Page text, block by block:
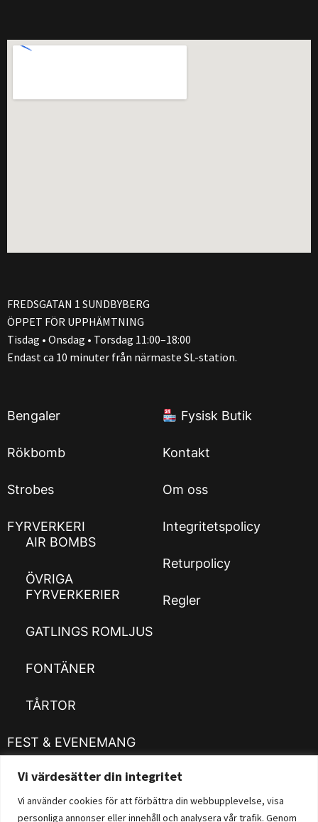
Vi värdesätter din integritet
Vi använder cookies för att förbättra din webbupplevelse, visa
personliga annonser eller innehåll och analysera vår trafik. Genom
FREDSGATAN 1 SUNDBYBERG
ÖPPET FÖR UPPHÄMTNING
Tisdag • Onsdag • Torsdag 11:00–18:00
Endast ca 10 minuter från närmaste SL-station.
Bengaler
Rökbomb
Strobes
FYRVERKERI
AIR BOMBS
ÖVRIGA
FYRVERKERIER
GATLINGS ROMLJUS
FONTÄNER
TÅRTOR
FEST & EVENEMANG
Kläder
Customizer
Fysisk Butik
Kontakt
Om oss
Integritetspolicy
Returpolicy
Regler